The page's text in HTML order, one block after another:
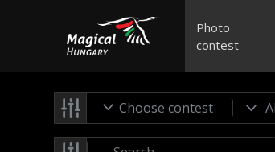
Photo
contest
Choose contest